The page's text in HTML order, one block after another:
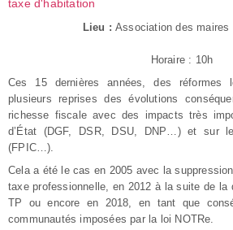
taxe d'habitation
Lieu : Association des maires
Horaire : 10h
Ces 15 dernières années, des réformes
plusieurs reprises des évolutions
richesse fiscale avec des impacts très
d’État (DGF, DSR, DSU, DNP…) et sur
(FPIC…).
Cela a été le cas en 2005 avec la
taxe professionnelle, en 2012 à la suite de la
TP ou encore en 2018, en tant que
communautés imposées par la loi NOTRe.